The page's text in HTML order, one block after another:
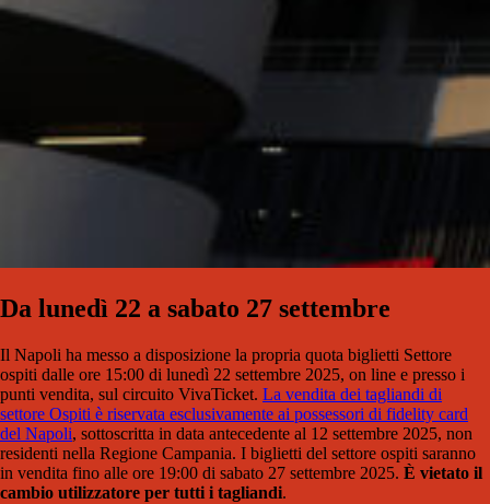
Da lunedì 22 a sabato 27 settembre
Il Napoli ha messo a disposizione la propria quota biglietti Settore
ospiti dalle ore 15:00 di lunedì 22 settembre 2025, on line e presso i
punti vendita, sul circuito VivaTicket. La vendita dei tagliandi di
settore Ospiti è riservata esclusivamente ai possessori di fidelity card
del Napoli, sottoscritta in data antecedente al 12 settembre 2025, non
residenti nella Regione Campania. I biglietti del settore ospiti saranno
in vendita fino alle ore 19:00 di sabato 27 settembre 2025. È vietato il
cambio utilizzatore per tutti i tagliandi.